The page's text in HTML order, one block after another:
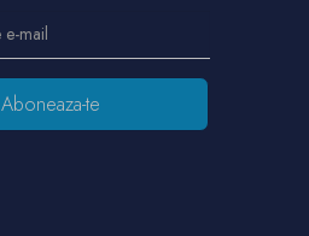
Aboneaza-te